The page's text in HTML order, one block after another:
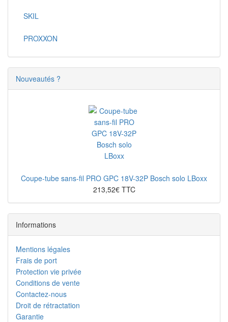
SKIL
PROXXON
Nouveautés ?
Coupe-tube sans-fil PRO GPC 18V-32P Bosch solo LBoxx
213,52€ TTC
Informations
Mentions légales
Frais de port
Protection vie privée
Conditions de vente
Contactez-nous
Droit de rétractation
Garantie